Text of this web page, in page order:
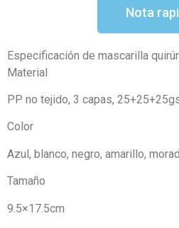
Nota
Especificación de mascarilla
Material
PP no tejido, 3 capas,
Color
Azul, blanco, negro, amarillo,
Tamaño
9.5×17.5cm